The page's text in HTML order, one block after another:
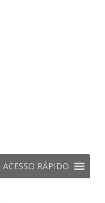
ACESSO RÁPIDO